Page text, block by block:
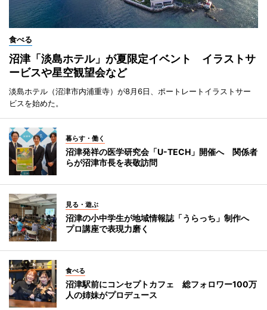
食べる
沼津「淡島ホテル」が夏限定イベント イラストサ
ービスや星空観望会など
淡島ホテル（沼津市内浦重寺）が8月6日、ポートレートイラストサー
ビスを始めた。
暮らす・働く
沼津発祥の医学研究会「U-TECH」開催へ 関係者
らが沼津市長を表敬訪問
見る・遊ぶ
沼津の小中学生が地域情報誌「うらっち」制作へ
プロ講座で表現力磨く
食べる
沼津駅前にコンセプトカフェ 総フォロワー100万
人の姉妹がプロデュース